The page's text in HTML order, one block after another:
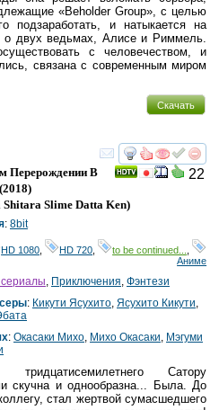
«Beholder Group», с целью
подзаработать, и натыкается на
двух ведьмах, Алисе и Риммель.
с человечеством, и
связана с современным миром
Скачать
смотреть
22
Перерождении В
(2018)
Shitara Slime Datta Ken)
: 8bit
HD 1080 HD 720 to be continued...
Аниме
, Приключения, Фэнтези
: Кикути Ясухито, Ясухито Кикути,
: Окасаки Михо, Михо Окасаки, Мэгуми
тридцатисемилетнего Сатору
скучна и однообразна... Была. До
стал жертвой сумасшедшего